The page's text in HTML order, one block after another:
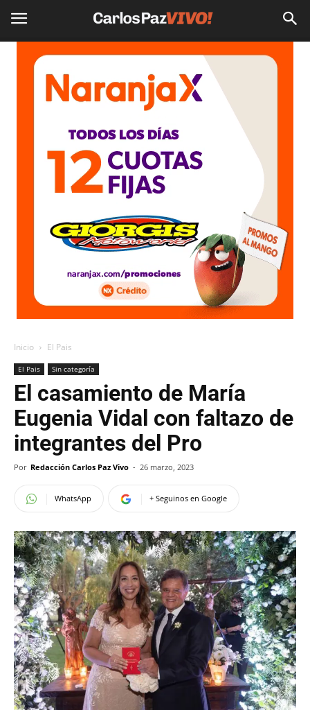
Inicio El Pais
El Pais Sin categoría
El casamiento de María
Eugenia Vidal con faltazo de
integrantes del Pro
Por Redacción Carlos Paz Vivo - 26 marzo, 2023
WhatsApp + Seguinos en Google